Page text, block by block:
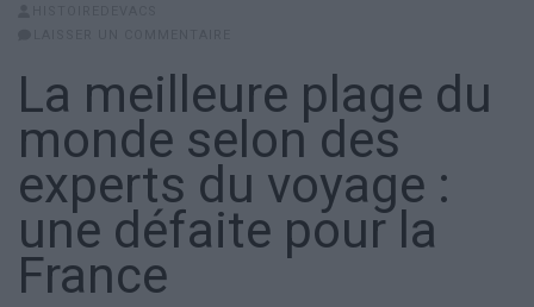
La meilleure plage du
monde selon des
experts du voyage :
une défaite pour la
France